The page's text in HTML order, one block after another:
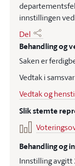
innstillingen
Del
Behandling og
Saken er
Vedtak i
Vedtak og
Slik stemte
Behandling og
Innstilling avgitt